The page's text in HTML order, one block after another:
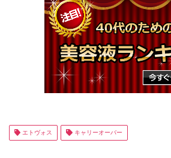
エトヴォス キャリーオーバー